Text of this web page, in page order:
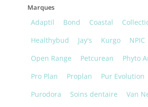
Marques
Adaptil Bond Coastal
Healthybud
Jay's Kurgo
NPIC
Open Range
Petcurean
Phyto
Pro Plan
Proplan
Pur Evolution
Purodora
Soins dentaire
Van